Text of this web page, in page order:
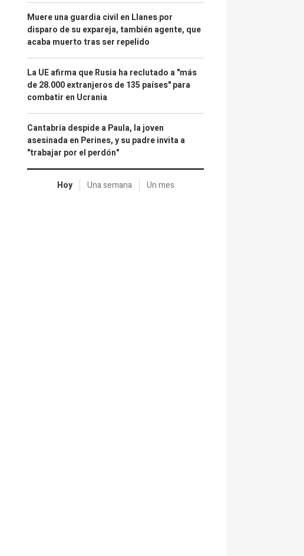
Muere una guardia civil en Llanes por
disparo de su expareja, también agente, que
acaba muerto tras ser repelido
La UE afirma que Rusia ha reclutado a "más
de 28.000 extranjeros de 135 países" para
combatir en Ucrania
Cantabria despide a Paula, la joven
asesinada en Perines, y su padre invita a
"trabajar por el perdón"
Hoy Una semana Un mes